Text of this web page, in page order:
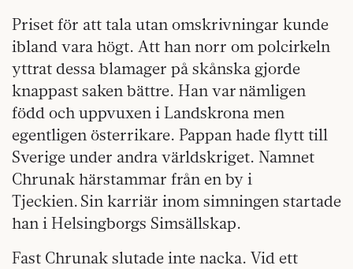
Priset för att tala utan omskrivningar kunde
ibland vara högt. Att han norr om polcirkeln
yttrat dessa blamager på skånska gjorde
knappast saken bättre. Han var nämligen
född och uppvuxen i Landskrona men
egentligen österrikare. Pappan hade flytt till
Sverige under andra världskriget. Namnet
Chrunak härstammar från en by i
Tjeckien. Sin karriär inom simningen startade
han i Helsingborgs Simsällskap.
Fast Chrunak slutade inte nacka. Vid ett